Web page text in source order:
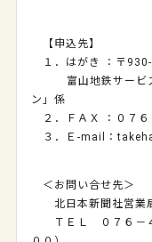
【申込先】
１．はがき ：〒
富山地鉄サービス
ン」係
２．ＦＡＸ ：０７６
３．Ｅ-mail：
＜お問い合せ先＞
北日本新聞社営業
ＴＥＬ ０７６－４